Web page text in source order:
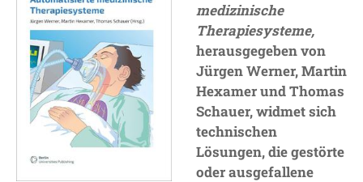
medizinische
Therapiesysteme,
herausgegeben von
Jürgen Werner, Martin
Hexamer und Thomas
Schauer, widmet sich
technischen
Lösungen, die gestörte
oder ausgefallene